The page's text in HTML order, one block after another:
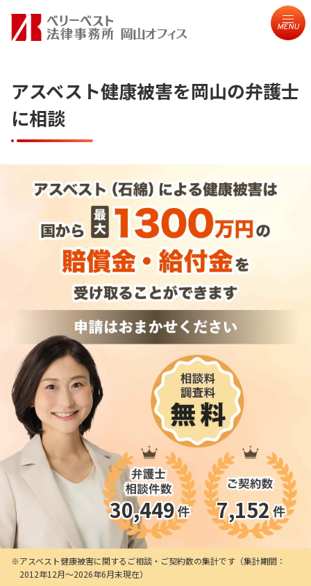
MENU
アスベスト健康被害を岡山の弁護士
に相談
30,449 7,152
アスベスト健康被害に関するご相談・ご契約数の集計です（集計期間：
2012年12月〜2026年6月末現在）